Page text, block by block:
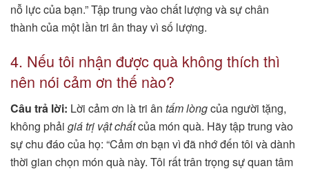
nỗ lực của bạn.” Tập trung vào chất lượng và sự chân
thành của một lần tri ân thay vì số lượng.
4. Nếu tôi nhận được quà không thích thì
nên nói cảm ơn thế nào?
Câu trả lời: Lời cảm ơn là tri ân tấm lòngcủa người tặng,
không phải giá trị vật chấtcủa món quà. Hãy tập trung vào
sự chu đáo của họ: “Cảm ơn bạn vì đã nhớ đến tôi và dành
thời gian chọn món quà này. Tôi rất trân trọng sự quan tâm